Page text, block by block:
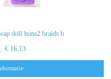
doll buns2 braids b
€ 16,13